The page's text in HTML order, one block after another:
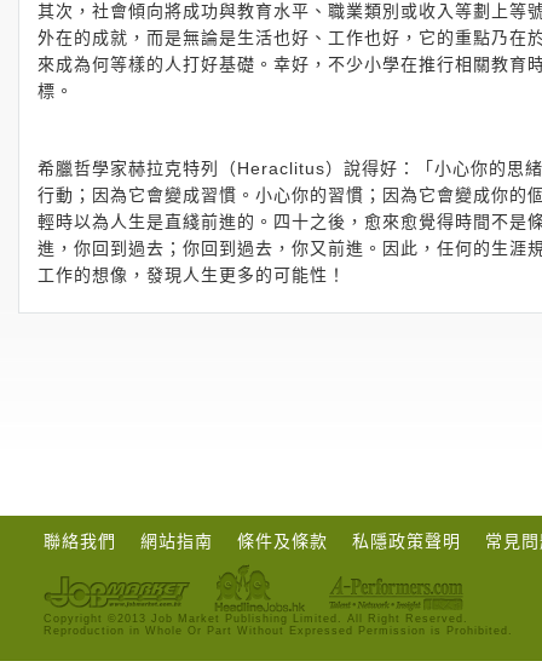
其次，社會傾向將成功與教育水平、職業類別或收入等劃上
外在的成就，而是無論是生活也好、工作也好，它的重點乃
來成為何等樣的人打好基礎。幸好，不少小學在推行相關教
標。
希臘哲學家赫拉克特列（Heraclitus）說得好：「小心你的思
行動；因為它會變成習慣。小心你的習慣；因為它會變成你
輕時以為人生是直綫前進的。四十之後，愈來愈覺得時間不
進，你回到過去；你回到過去，你又前進。因此，任何的生
工作的想像，發現人生更多的可能性！
聯絡我們 網站指南 條件及條款 私隱政策聲明 常見
Copyright ©2013 Job Market Publishing Limited. All Right Reserved.
Reproduction in Whole Or Part Without Expressed Permission is Prohibited.